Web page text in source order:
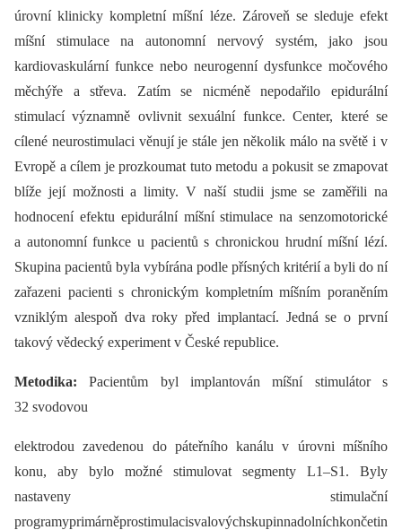
úrovní klinicky kompletní míšní léze. Zároveň se sleduje efekt
míšní stimulace na autonomní nervový systém, jako jsou
kardiovaskulární funkce nebo neurogenní dysfunkce močového
měchýře a střeva. Zatím se nicméně nepodařilo epidurální
stimulací významně ovlivnit sexuální funkce. Center, které se
cílené neurostimulaci věnují je stále jen několik málo na světě i v
Evropě a cílem je prozkoumat tuto metodu a pokusit se zmapovat
blíže její možnosti a limity. V naší studii jsme se zaměřili na
hodnocení efektu epidurální míšní stimulace na senzomotorické
a autonomní funkce u pacientů s chronickou hrudní míšní lézí.
Skupina pacientů byla vybírána podle přísných kritérií a byli do ní
zařazeni pacienti s chronickým kompletním míšním poraněním
vzniklým alespoň dva roky před implantací. Jedná se o první
takový vědecký experiment v České republice.
Metodika:Pacientům byl implantován míšní stimulátor s
32 svodovou
elektrodou zavedenou do páteřního kanálu v úrovni míšního
konu, aby bylo možné stimulovat segmenty L1–S1. Byly
nastaveny stimulační
programyprimárněprostimulacisvalovýchskupinnadolníchkončetin